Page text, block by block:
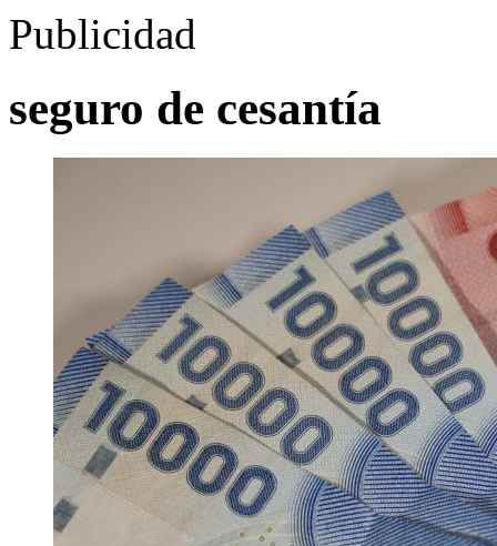
Publicidad
seguro de cesantía